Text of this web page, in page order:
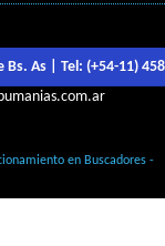
Bs. As | Tel: (+54-11)
en Buscadores -